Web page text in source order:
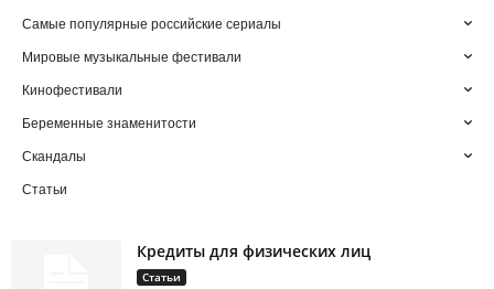
Самые популярные российские сериалы
Мировые музыкальные фестивали
Кинофестивали
Беременные знаменитости
Скандалы
Статьи
Кредиты для физических лиц
Статьи